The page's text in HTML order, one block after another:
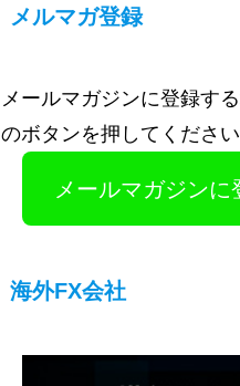
メルマガ登録
メールマガジンに登録す
のボタンを押してください
メールマガジンに
海外FX会社